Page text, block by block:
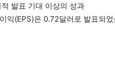
발표 기대 이상의 성과
익(EPS)은 0.72달러로 발표되